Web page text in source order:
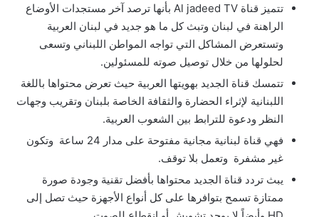
تتميز قناة Al jadeed TV بأنها ترصد آخر مستجدات الأوضاع
الراهنة في لبنان وتبث كل ما هو جديد في لبنان العربية
وتستعرض المشاكل التي تواجه المواطن اللبناني وتسعى
لحلولها من خلال توصيل صوته للمسئولين.
تتمسك قناة الجديد بهويتها العربية حيث تعرض محتواها باللغة
اللبنانية لإثراء الحضارة والثقافة الخاصة بلبنان وتقريب وجهات
النظر ودعوة للترابط بين الشعوب العربية.
فهي قناة لبنانية مجانية مفتوحة على مدار 24 ساعة وتكون
غير مشفرة وتعمل بلا توقف.
يبث تردد قناة الجديد محتواها بأفضل تقنية وجودة صورة
ممتازة تسمح بتوافرها على كل أنواع الأجهزة حيث تصل إلى